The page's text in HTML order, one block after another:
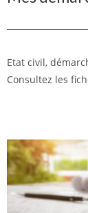
Etat civil,
Consultez les